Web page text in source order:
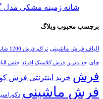
شانه زمینه مشکی مدل
برچسب محبوب وبلاگ
الیاف فرش ماشینی تراکم فرش 1200 شانه
چای جدیدترین فرش کلاسیک افرند جنس
فرش خرید اینترنتی فرش
فرش ماشینی